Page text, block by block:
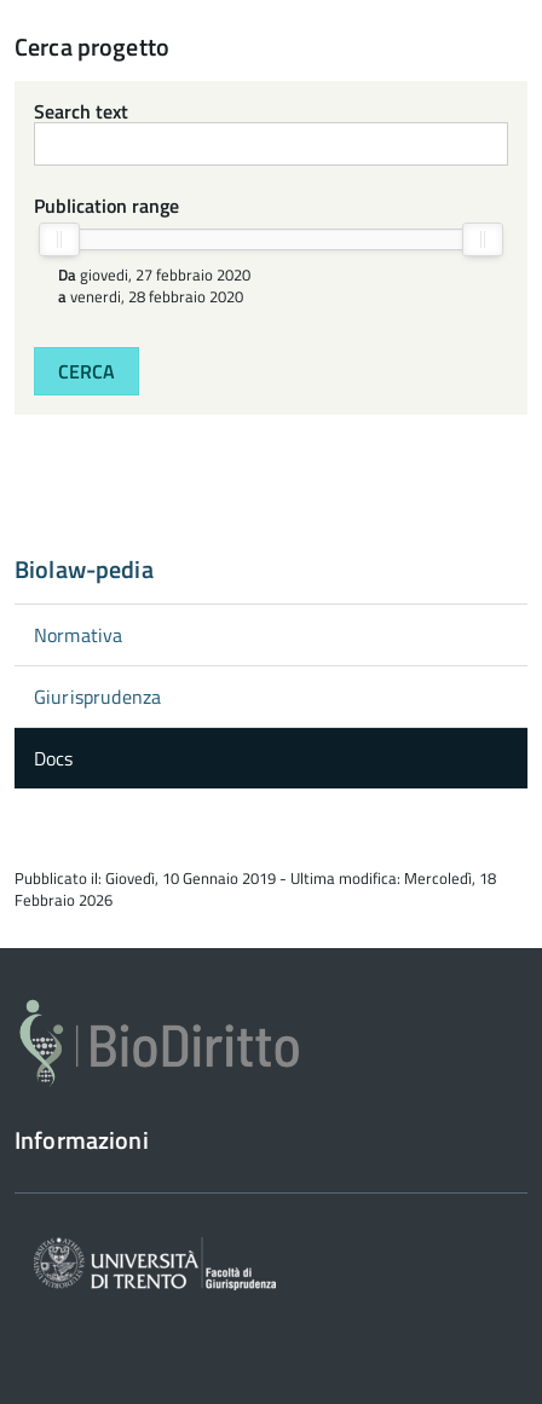
Cerca progetto
Search text
Publication range
Dagiovedi, 27 febbraio 2020
avenerdi, 28 febbraio 2020
CERCA
Biolaw-pedia
Normativa
Giurisprudenza
Docs
del
contenuto
Pubblicato il: Giovedì, 10 Gennaio 2019 - Ultima modifica: Mercoledì, 18
Febbraio 2026
Informazioni